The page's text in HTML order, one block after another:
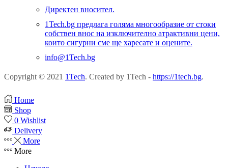
Директен вносител.
1Tech.bg предлага голяма многообразие от стоки
собствен внос на изключително атрактивни цени,
които сигурни сме ще харесате и оцените.
info@1Tech.bg
Copyright © 2021 1Tech. Created by 1Tech - https://1tech.bg.
Home
Shop
0 Wishlist
Delivery
More
More